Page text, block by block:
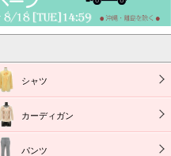
シャツ
カーディガン
パンツ